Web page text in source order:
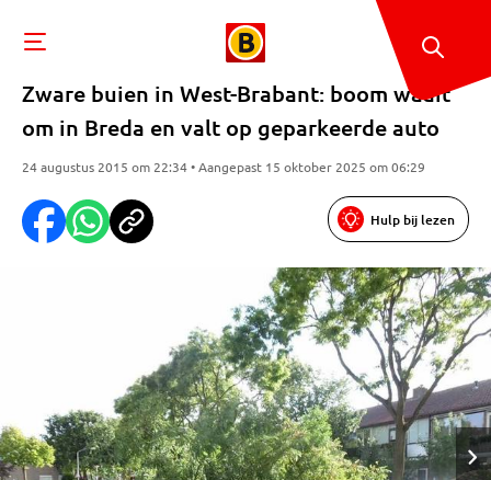
Zware buien in West-Brabant: boom waait
om in Breda en valt op geparkeerde auto
24 augustus 2015 om 22:34 • Aangepast 15 oktober 2025 om 06:29
Hulp bij lezen